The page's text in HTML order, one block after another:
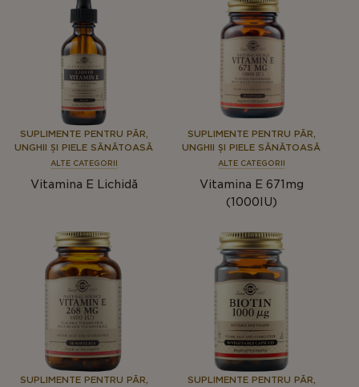
SUPLIMENTE PENTRU PĂR,
UNGHII ȘI PIELE SĂNĂTOASĂ
ALTE CATEGORII
Vitamina E Lichidă
SUPLIMENTE PENTRU PĂR,
UNGHII ȘI PIELE SĂNĂTOASĂ
ALTE CATEGORII
Vitamina E 671mg
(1000IU)
SUPLIMENTE PENTRU PĂR,
SUPLIMENTE PENTRU PĂR,